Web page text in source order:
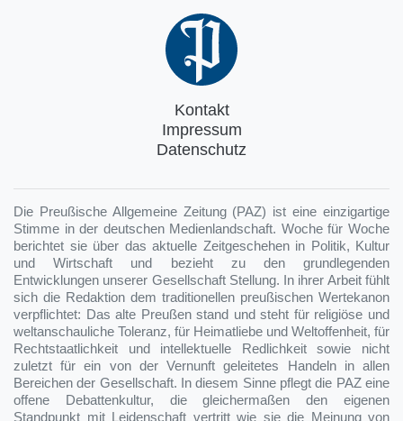
Kontakt
Impressum
Datenschutz
Die Preußische Allgemeine Zeitung (PAZ) ist eine einzigartige
Stimme in der deutschen Medienlandschaft. Woche für Woche
berichtet sie über das aktuelle Zeitgeschehen in Politik, Kultur
und Wirtschaft und bezieht zu den grundlegenden
Entwicklungen unserer Gesellschaft Stellung. In ihrer Arbeit fühlt
sich die Redaktion dem traditionellen preußischen Wertekanon
verpflichtet: Das alte Preußen stand und steht für religiöse und
weltanschauliche Toleranz, für Heimatliebe und Weltoffenheit, für
Rechtstaatlichkeit und intellektuelle Redlichkeit sowie nicht
zuletzt für ein von der Vernunft geleitetes Handeln in allen
Bereichen der Gesellschaft. In diesem Sinne pflegt die PAZ eine
offene Debattenkultur, die gleichermaßen den eigenen
Standpunkt mit Leidenschaft vertritt wie sie die Meinung von